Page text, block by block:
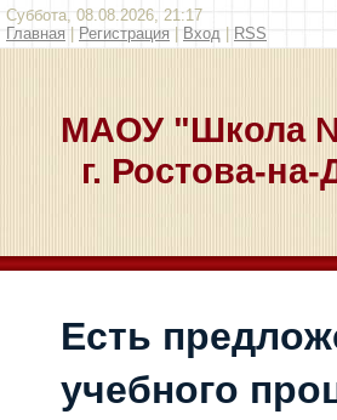
Суббота, 08.08.2026, 21:17
Главная
Регистрация Вход RSS
МАОУ "Школа
г. Ростова-на-
Есть
учебного